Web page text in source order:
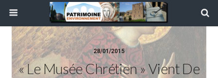
28/01/2015
« Le Musée Chrétien » Vient De